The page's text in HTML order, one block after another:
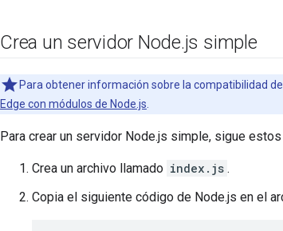
Crea un servidor Node.js simple
Para obtener información sobre la compatibilidad
Edge con módulos de Node.js
Para crear un servidor Node.js simple, sigue
Crea un archivo llamado index.js .
Copia el siguiente código de Node.js en el